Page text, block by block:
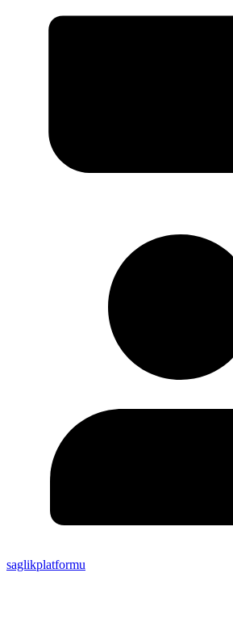
saglikplatformu